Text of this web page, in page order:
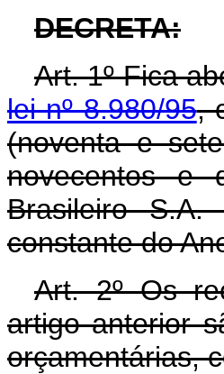
DECRETA:
Art. 1º Fica
lei nº 8.980/95,
(noventa e
novecentos e
Brasileiro
constante do
Art. 2º Os
artigo anterior
orçamentárias,